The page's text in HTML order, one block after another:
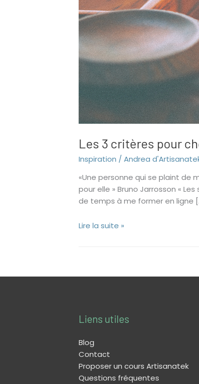
Les 3 critères pour
Inspiration / Andrea
«Une personne qui se plaint de
pour elle » Bruno Jarrosson «
de temps à me former en ligne
en
ligne
de
qualité
Lire la suite »
Liens utiles
Blog
Contact
Proposer un cours Artisanatek
Questions fréquentes